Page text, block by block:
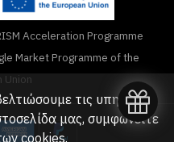
Acceleration Programme
Market Programme of the
Union
τις υπηρεσίες
μας, συμφωνείτε
cookies.